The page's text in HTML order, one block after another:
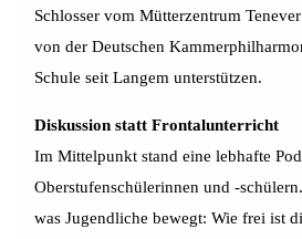
Schlosser vom Mütterzentrum
von der Deutschen
Schule seit Langem unterstützen.
Diskussion statt Frontalunterricht
Im Mittelpunkt stand eine lebhafte
Oberstufenschülerinnen und -
was Jugendliche bewegt: Wie frei ist